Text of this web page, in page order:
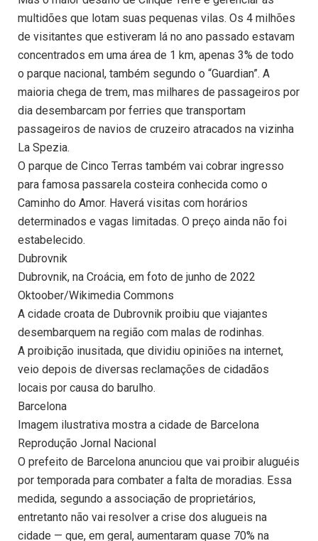
multidões que lotam suas pequenas vilas. Os 4 milhões
de visitantes que estiveram lá no ano passado estavam
concentrados em uma área de 1 km, apenas 3% de todo
o parque nacional, também segundo o “Guardian”. A
maioria chega de trem, mas milhares de passageiros por
dia desembarcam por ferries que transportam
passageiros de navios de cruzeiro atracados na vizinha
La Spezia.
O parque de Cinco Terras também vai cobrar ingresso
para famosa passarela costeira conhecida como o
Caminho do Amor. Haverá visitas com horários
determinados e vagas limitadas. O preço ainda não foi
estabelecido.
Dubrovnik
Dubrovnik, na Croácia, em foto de junho de 2022
Oktoober/Wikimedia Commons
A cidade croata de Dubrovnik proibiu que viajantes
desembarquem na região com malas de rodinhas.
A proibição inusitada, que dividiu opiniões na internet,
veio depois de diversas reclamações de cidadãos
locais por causa do barulho.
Barcelona
Imagem ilustrativa mostra a cidade de Barcelona
Reprodução Jornal Nacional
O prefeito de Barcelona anunciou que vai proibir aluguéis
por temporada para combater a falta de moradias. Essa
medida, segundo a associação de proprietários,
entretanto não vai resolver a crise dos alugueis na
cidade — que, em geral, aumentaram quase 70% na